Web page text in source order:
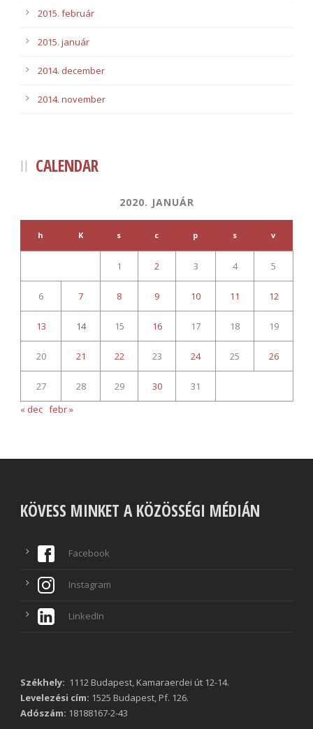
2015. február
2015. január
2014. december
2014. november
CALENDAR
2020. JANUÁR
h K s c p s v
1 2 3 4 5
6 7 8 9 10 11 12
13 14 15 16 17 18 19
20 21 22 23 24 25 26
27 28 29 30
31
« dec febr »
KÖVESS MINKET A KÖZÖSSÉGI MÉDIÁN
Facebook
Instagram
LinkedIn
Székhely: 1112 Budapest, Kamaraerdei út 12-14.
Levelezési cím: 1525 Budapest, Pf. 126.
Adószám: 18188167-2-43